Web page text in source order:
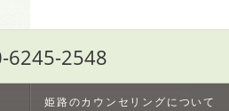
6245-2548
姫路のカウンセリングについて